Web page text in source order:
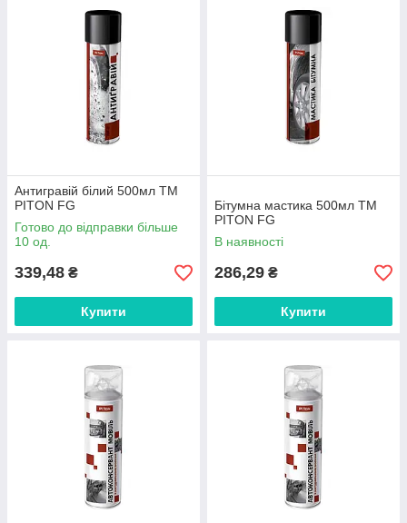
Антигравій білий 500мл ТМ
PITON FG
Готово до відправки більше
10 од.
339,48 ₴
Купити
Бітумна мастика 500мл ТМ
PITON FG
В наявності
286,29 ₴
Купити